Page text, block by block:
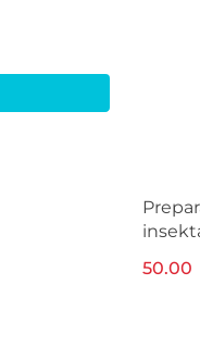
150ml
50.00